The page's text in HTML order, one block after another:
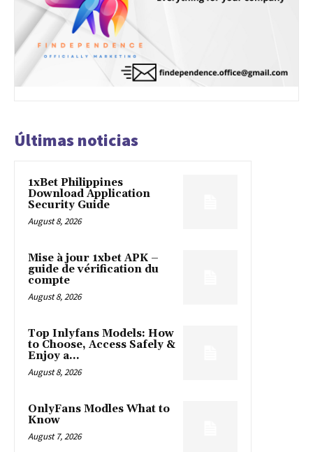
Últimas noticias
1xBet Philippines
Download Application
Security Guide
August 8, 2026
Mise à jour 1xbet APK –
guide de vérification du
compte
August 8, 2026
Top Inlyfans Models: How
to Choose, Access Safely &
Enjoy a...
August 8, 2026
OnlyFans Modles What to
Know
August 7, 2026